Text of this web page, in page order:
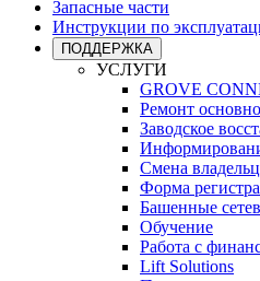
Запасные части
Инструкции по
ПОДДЕРЖКА
УСЛУГИ
GROVE
Ремонт
Заводское
Смена
Форма
Башенные
Обучение
Работа с
Lift Solutions